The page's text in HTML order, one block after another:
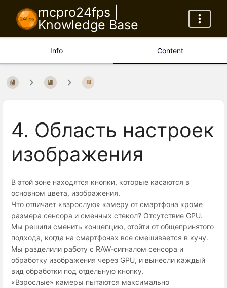
mcpro24fps |
Knowledge Base
Info Content
4. Область настроек
изображения
В этой зоне находятся кнопки, которые касаются в
основном цвета, изображения.
Что отличает «взрослую» камеру от смартфона кроме
размера сенсора и сменных стекол? Отсутствие GPU.
Мы решили сменить концепцию, отойти от общепринятого
подхода, когда на смартфонах все смешивается в кучу.
Мы разделили работу с RAW-сигналом сенсора и
обработку изображения через GPU, и вынесли каждый
вид обработки под отдельную кнопку.
«Взрослые» камеры пытаются максимально